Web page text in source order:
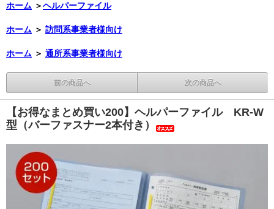
ホーム ＞ヘルパーファイル
ホーム ＞ 訪問系事業者様向け
ホーム ＞ 通所系事業者様向け
前の商品へ 次の商品へ
【お得なまとめ買い200】ヘルパーファイル KR-W
型（バーファスナー2本付き）